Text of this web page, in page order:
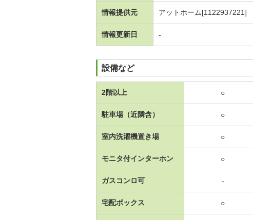
情報提供元 アットホーム[1122937221]
情報更新日 -
設備など
2階以上 ○
駐車場（近隣含） ○
室内洗濯機置き場 ○
モニタ付インターホン ○
ガスコンロ可 -
宅配ボックス ○